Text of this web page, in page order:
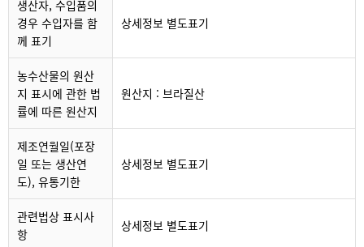
생산자, 수입품의
경우 수입자를 함
께 표기
상세정보 별도표기
농수산물의 원산
지 표시에 관한 법
률에 따른 원산지
원산지 : 브라질산
제조연월일(포장
일 또는 생산연
도), 유통기한
상세정보 별도표기
관련법상 표시사
항
상세정보 별도표기